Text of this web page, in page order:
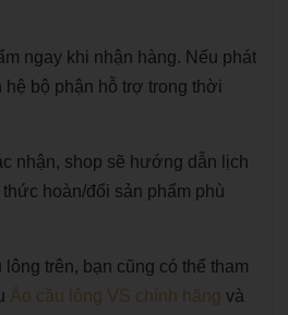
ngay khi nhận hàng. Nếu phát
hệ bộ phận hỗ trợ trong thời
nhận, shop sẽ hướng dẫn lịch
hoàn/đổi sản phẩm phù
lông trên, bạn cũng có thể tham
Áo cầu lông VS chính hãng và